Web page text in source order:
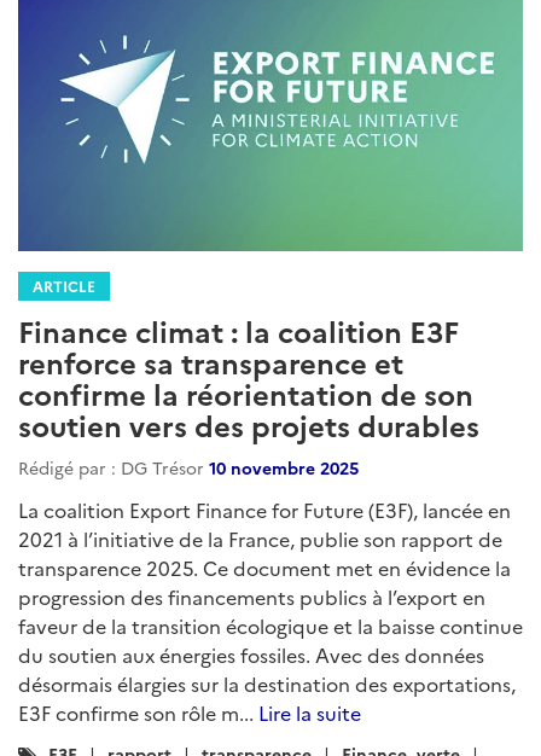
ARTICLE
Finance climat : la coalition E3F
renforce sa transparence et
confirme la réorientation de son
soutien vers des projets durables
Rédigé par : DG Trésor 10 novembre 2025
La coalition Export Finance for Future (E3F), lancée en
2021 à l’initiative de la France, publie son rapport de
transparence 2025. Ce document met en évidence la
progression des financements publics à l’export en
faveur de la transition écologique et la baisse continue
du soutien aux énergies fossiles. Avec des données
désormais élargies sur la destination des exportations,
E3F confirme son rôle m... Lire la suite